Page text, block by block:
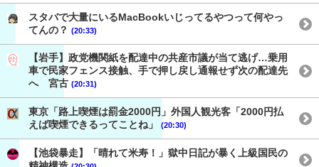
スタバで大量にいるMacBookいじってるやつって何やっ
てんの？ (20:33)
【岩手】政党機関紙を配達中の共産市議が当て逃げ…乗用
車で民家フェンス接触、手で押し戻し通報せず次の配達先
へ 宮古 (20:31)
東京「路上喫煙は罰金2000円」外国人観光客「2000円払
えば喫煙できるってことね」
(20:30)
【池袋暴走】「晴れて米寿！」獄中日記が暴く上級国民の